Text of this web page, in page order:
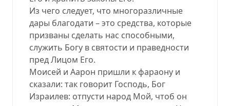
Из чего следует, что многоразличные
дары благодати – это средства, которые
призваны сделать нас способными,
служить Богу в святости и праведности
пред Лицом Его.
Моисей и Аарон пришли к фараону и
сказали: так говорит Господь, Бог
Израилев: отпусти народ Мой, чтоб он